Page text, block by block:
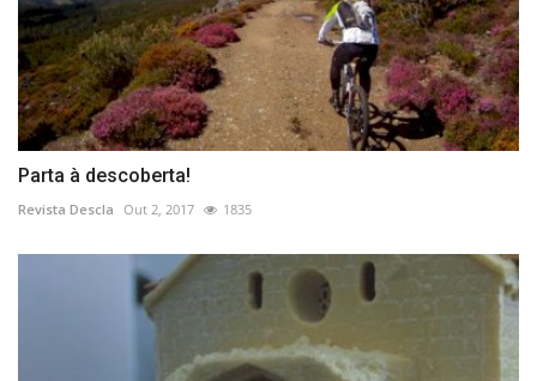
Parta à descoberta!
Revista Descla Out 2, 2017 1835